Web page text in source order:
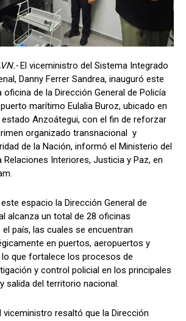
El viceministro del Sistema Integrado
Danny Ferrer Sandrea, inauguró este
oficina de la Dirección General de Policía
marítimo Eulalia Buroz, ubicado en
estado Anzoátegui, con el fin de reforzar
organizado transnacional y
de la Nación, informó el Ministerio del
Relaciones Interiores, Justicia y Paz, en
espacio la Dirección General de
alcanza un total de 28 oficinas
país, las cuales se encuentran
en puertos, aeropuertos y
que fortalece los procesos de
y control policial en los principales
salida del territorio nacional.
viceministro resaltó que la Dirección